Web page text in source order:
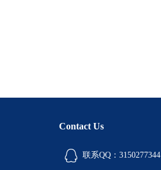
Contact Us
联系QQ：3150277344